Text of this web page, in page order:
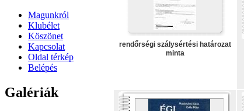
Magunkról
Klubélet
Köszönet
Kapcsolat
Oldal térkép
Belépés
Galériák
rendőrségi szálysértési határozat
minta